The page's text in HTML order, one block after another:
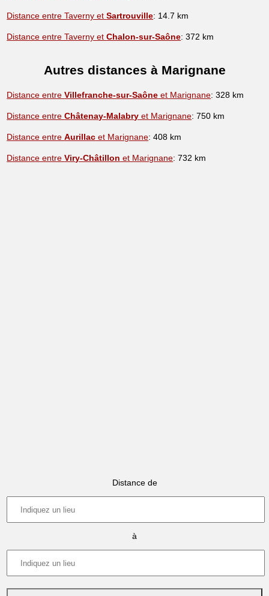
Distance entre Taverny etSartrouville: 14.7 km
Distance entre Taverny etChalon-sur-Saône: 372 km
Autres distances à Marignane
Distance entreVillefranche-sur-Saône et Marignane: 328 km
Distance entreChâtenay-Malabry et Marignane: 750 km
Distance entreAurillac et Marignane: 408 km
Distance entreViry-Châtillon et Marignane: 732 km
Distance de
à